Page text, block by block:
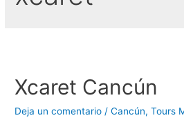
Xcaret Cancún
Deja un comentario /Cancún,Tours